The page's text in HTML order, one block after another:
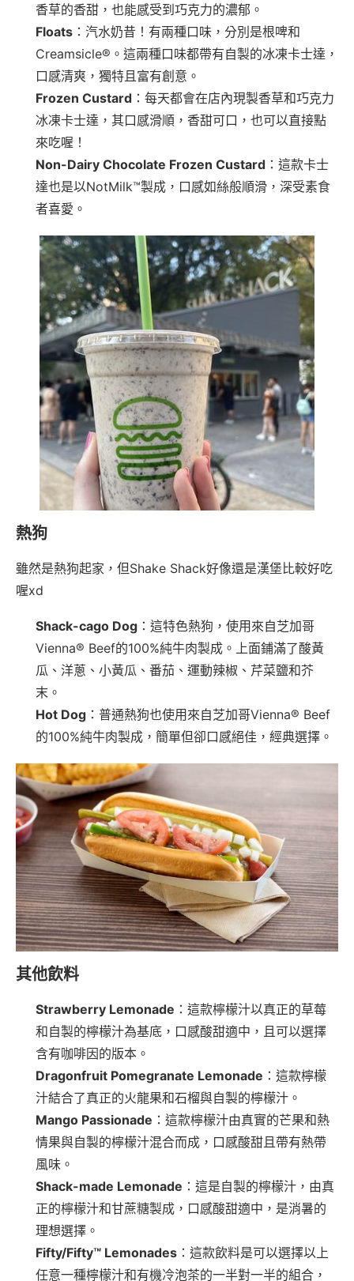
香草的香甜，也能感受到巧克力的濃郁。
Floats ：汽水奶昔！有兩種口味，分別是根啤和
Creamsicle®。這兩種口味都帶有自製的冰凍卡士達，
口感清爽，獨特且富有創意。
Frozen Custard ：每天都會在店內現製香草和巧克力
冰凍卡士達，其口感滑順，香甜可口，也可以直接點
來吃喔！
Non-Dairy Chocolate Frozen Custard ：這款卡士
達也是以NotMilk™製成，口感如絲般順滑，深受素食
者喜愛。
熱狗
雖然是熱狗起家，但Shake Shack好像還是漢堡比較好吃
喔xd
Shack-cago Dog ：這特色熱狗，使用來自芝加哥
Vienna® Beef的100%純牛肉製成。上面鋪滿了酸黃
瓜、洋蔥、小黃瓜、番茄、運動辣椒、芹菜鹽和芥
末。
Hot Dog ：普通熱狗也使用來自芝加哥Vienna® Beef
的100%純牛肉製成，簡單但卻口感絕佳，經典選擇。
其他飲料
Strawberry Lemonade ：這款檸檬汁以真正的草莓
和自製的檸檬汁為基底，口感酸甜適中，且可以選擇
含有咖啡因的版本。
Dragonfruit Pomegranate Lemonade ：這款檸檬
汁結合了真正的火龍果和石榴與自製的檸檬汁。
Mango Passionade ：這款檸檬汁由真實的芒果和熱
情果與自製的檸檬汁混合而成，口感酸甜且帶有熱帶
風味。
Shack-made Lemonade ：這是自製的檸檬汁，由真
正的檸檬汁和甘蔗糖製成，口感酸甜適中，是消暑的
理想選擇。
Fifty/Fifty™ Lemonades ：這款飲料是可以選擇以上
任意一種檸檬汁和有機冷泡茶的一半對一半的組合，